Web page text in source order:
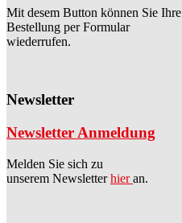
Mit desem Button können Sie Ihre
Bestellung per Formular
wiederrufen.
Newsletter
Newsletter Anmeldung
Melden Sie sich zu
unserem Newsletterhieran.